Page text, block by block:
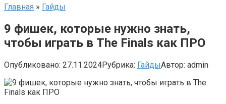
Главная » Гайды
9 фишек, которые нужно знать,
чтобы играть в The Finals как ПРО
Опубликовано: 27.11.2024Рубрика: ГайдыАвтор: admin